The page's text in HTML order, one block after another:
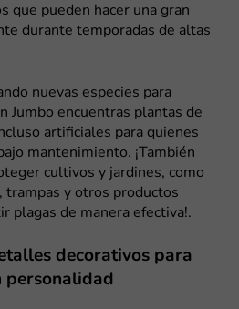
que pueden hacer una gran
durante temporadas de altas
nuevas especies para
Jumbo encuentras plantas de
artificiales para quienes
mantenimiento. ¡También
cultivos y jardines, como
trampas y otros productos
plagas de manera efectiva!.
decorativos para
personalidad